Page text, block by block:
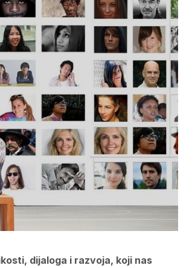
dijaloga i razvoja, koji nas